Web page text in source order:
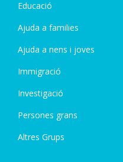
Educació
Ajuda a families
Ajuda a nens i joves
Immigració
Investigació
Persones grans
Altres Grups